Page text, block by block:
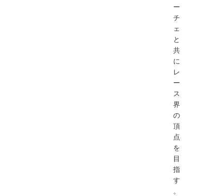
ー
チ
ェ
と
共
に
レ
ー
ス
界
の
頂
点
を
目
指
す
。